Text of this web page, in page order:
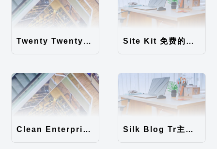
Twenty Twenty-Five 免费的WordPress内容主题 Site Kit 免费的WordPress数据统计插件
Clean Enterprise主题汉化包 Silk Blog Tr主题汉化包